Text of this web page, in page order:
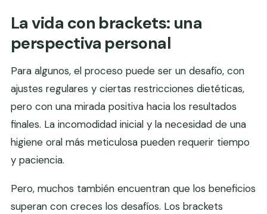
La vida con brackets: una
perspectiva personal
Para algunos, el proceso puede ser un desafío, con
ajustes regulares y ciertas restricciones dietéticas,
pero con una mirada positiva hacia los resultados
finales. La incomodidad inicial y la necesidad de una
higiene oral más meticulosa pueden requerir tiempo
y paciencia.
Pero, muchos también encuentran que los beneficios
superan con creces los desafíos. Los brackets